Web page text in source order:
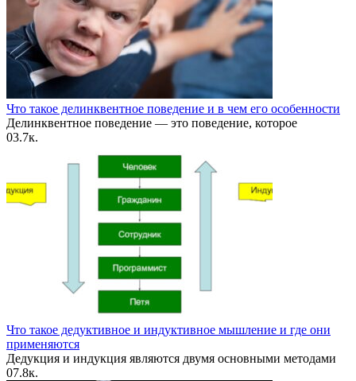
Что такое делинквентное поведение и в чем его особенности
Делинквентное поведение — это поведение, которое
03.7к.
Что такое дедуктивное и индуктивное мышление и где они
применяются
Дедукция и индукция являются двумя основными методами
07.8к.